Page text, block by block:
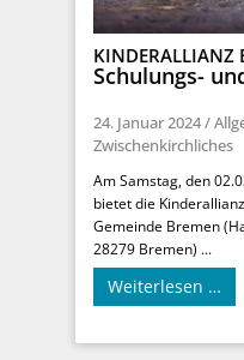
KINDERALLIANZ
Schulungs-
24. Januar 2024/
Zwischenkirchliches
Am Samstag, den
bietet die
Gemeinde Bremen
28279 Bremen) ...
Weiterlesen …